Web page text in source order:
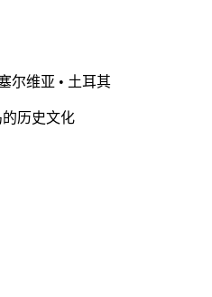
尔维亚 • 土耳其
历史文化